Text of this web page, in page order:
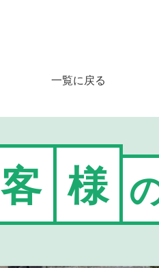
一覧に戻る
客 様